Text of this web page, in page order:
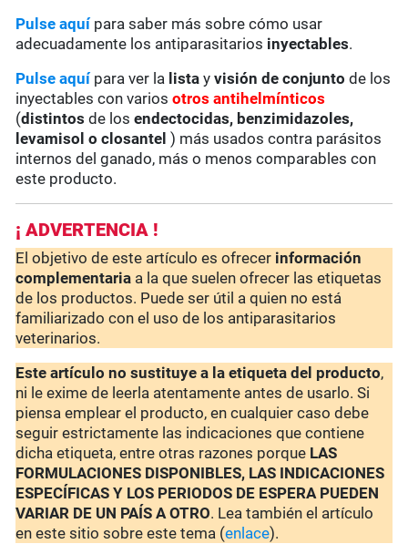
Pulse aquípara saber más sobre cómo usar
adecuadamente los antiparasitarios inyectables.
Pulse aquí para ver la lista yvisión de conjunto de los
inyectables con variosotros antihelmínticos
(distintos de los endectocidas, benzimidazoles,
levamisol o closantel) más usados contra parásitos
internos del ganado, más o menos comparables con
este producto.
¡ ADVERTENCIA !
El objetivo de este artículo es ofrecer información
complementaria a la que suelen ofrecer las etiquetas
de los productos. Puede ser útil a quien no está
familiarizado con el uso de los antiparasitarios
veterinarios.
Este artículo no sustituye a la etiqueta del producto,
ni le exime de leerla atentamente antes de usarlo. Si
piensa emplear el producto, en cualquier caso debe
seguir estrictamente las indicaciones que contiene
dicha etiqueta, entre otras razones porque LAS
FORMULACIONES DISPONIBLES, LAS INDICACIONES
ESPECÍFICAS Y LOS PERIODOS DE ESPERA PUEDEN
VARIAR DE UN PAÍS A OTRO. Lea también el artículo
en este sitio sobre este tema (enlace).